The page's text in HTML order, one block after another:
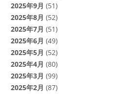
2025年9月 (51)
2025年8月 (52)
2025年7月 (51)
2025年6月 (49)
2025年5月 (52)
2025年4月 (80)
2025年3月 (99)
2025年2月 (87)